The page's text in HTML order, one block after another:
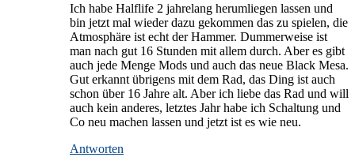
Ich habe Halflife 2 jahrelang herumliegen lassen und
bin jetzt mal wieder dazu gekommen das zu spielen, die
Atmosphäre ist echt der Hammer. Dummerweise ist
man nach gut 16 Stunden mit allem durch. Aber es gibt
auch jede Menge Mods und auch das neue Black Mesa.
Gut erkannt übrigens mit dem Rad, das Ding ist auch
schon über 16 Jahre alt. Aber ich liebe das Rad und will
auch kein anderes, letztes Jahr habe ich Schaltung und
Co neu machen lassen und jetzt ist es wie neu.
Antworten